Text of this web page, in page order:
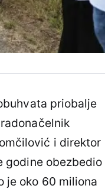
priobalje
i direktor
godine obezbedio
je oko 60 miliona